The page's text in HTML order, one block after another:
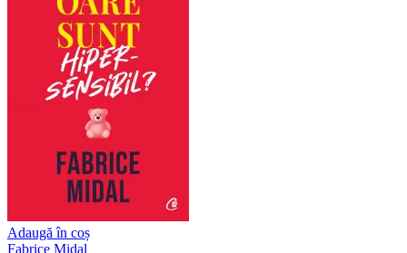
Adaugă în coș
Fabrice Midal